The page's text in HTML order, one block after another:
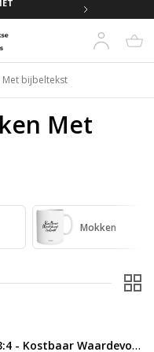
Met bijbeltekst
Met
Mokken
Mok - Jesaja 43:4 - Kostbaar Waardevol Geliefd